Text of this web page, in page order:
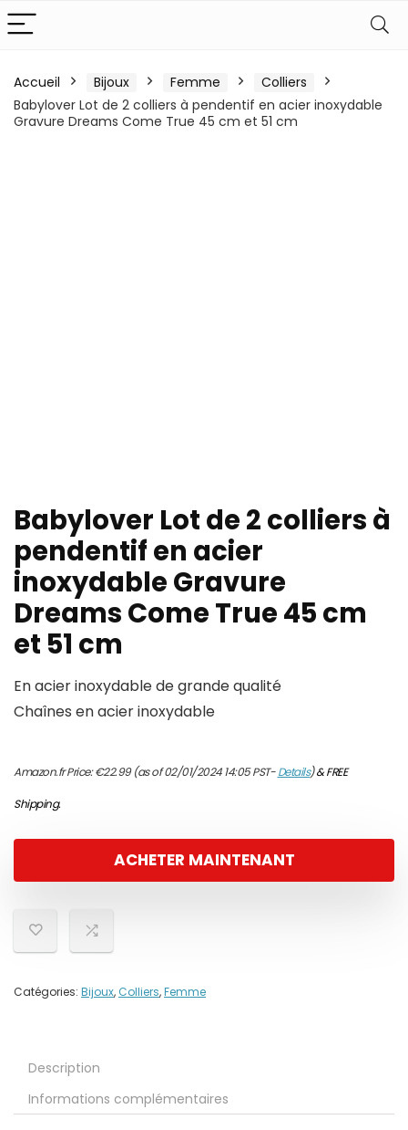
Accueil Bijoux Femme
Colliers
Babylover Lot de 2 colliers à pendentif en acier inoxydable
Gravure Dreams Come True 45 cm et 51 cm
Babylover Lot de 2 colliers à
pendentif en acier
inoxydable Gravure
Dreams Come True 45 cm
et 51 cm
En acier inoxydable de grande qualité
Chaînes en acier inoxydable
Amazon.fr Price:€22.99(as of 02/01/2024 14:05 PST-Details)&FREE
Shipping.
ACHETER MAINTENANT
Catégories: Bijoux, Colliers,Femme
Description
Informations complémentaires